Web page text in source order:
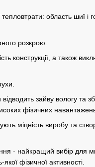
область шиї і
розкрою.
конструкції, а також
зайву вологу та
фізичних
міцність виробу та
- найкращий вибір для
фізичної активності.